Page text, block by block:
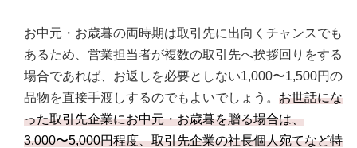
お中元・お歳暮の両時期は取引先に出向くチャンスでも
あるため、営業担当者が複数の取引先へ挨拶回りをする
場合であれば、お返しを必要としない1,000〜1,500円の
品物を直接手渡しするのでもよいでしょう。 お世話にな
った取引先企業にお中元・お歳暮を贈る場合は、
3,000〜5,000円程度、取引先企業の社長個人宛てなど特